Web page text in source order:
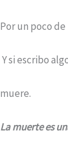
Por un poco
Y si escribo
muere.
La muerte es